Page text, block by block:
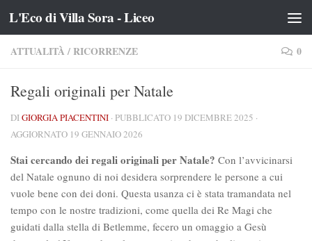
Salta al contenuto
L'Eco di Villa Sora - Liceo
ATTUALITÀ / RICORRENZE 0
Regali originali per Natale
DIGIORGIA PIACENTINI · PUBBLICATO 19 DICEMBRE 2025 ·
AGGIORNATO 19 GENNAIO 2026
Stai cercando dei regali originali per Natale? Con l’avvicinarsi
del Natale ognuno di noi desidera sorprendere le persone a cui
vuole bene con dei doni. Questa usanza ci è stata tramandata nel
tempo con le nostre tradizioni, come quella dei Re Magi che
guidati dalla stella di Betlemme, fecero un omaggio a Gesù